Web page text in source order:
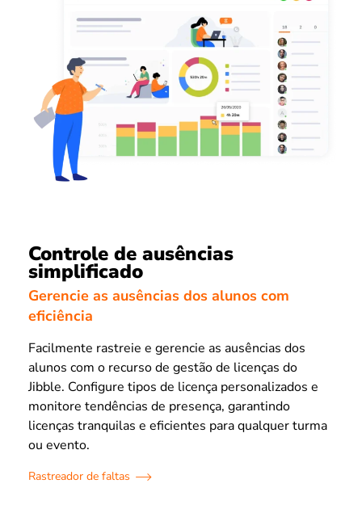
Controle de ausências
simplificado
Gerencie as ausências dos alunos com
eficiência
Facilmente rastreie e gerencie as ausências dos
alunos com o recurso de gestão de licenças do
Jibble. Configure tipos de licença personalizados e
monitore tendências de presença, garantindo
licenças tranquilas e eficientes para qualquer turma
ou evento.
Rastreador de faltas